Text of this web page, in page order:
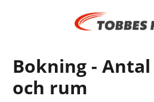
Bokning -
och rum